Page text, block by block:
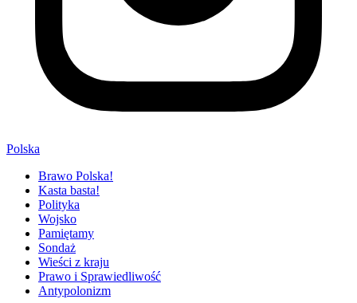
Polska
Brawo Polska!
Kasta basta!
Polityka
Wojsko
Pamiętamy
Sondaż
Wieści z kraju
Prawo i Sprawiedliwość
Antypolonizm